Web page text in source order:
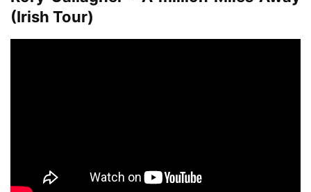
(Irish Tour)